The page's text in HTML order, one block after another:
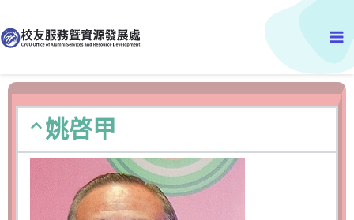
至
主
內
姚啓甲